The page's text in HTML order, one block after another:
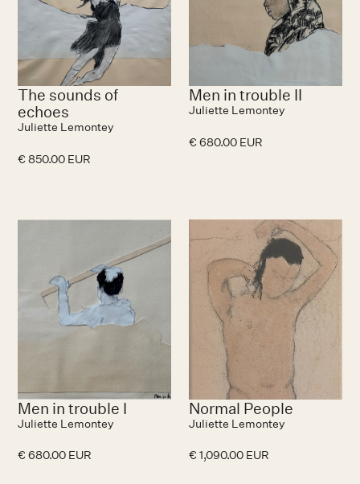
The sounds of
echoes
Juliette Lemontey
€ 850.00 EUR
Men in trouble II
Juliette Lemontey
€ 680.00 EUR
Men in trouble I
Juliette Lemontey
€ 680.00 EUR
Normal People
Juliette Lemontey
€ 1,090.00 EUR